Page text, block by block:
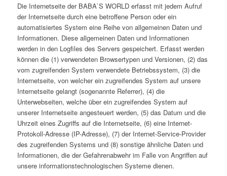
Die Internetseite der BABA`S WORLD erfasst mit jedem Aufruf
der Internetseite durch eine betroffene Person oder ein
automatisiertes System eine Reihe von allgemeinen Daten und
Informationen. Diese allgemeinen Daten und Informationen
werden in den Logfiles des Servers gespeichert. Erfasst werden
können die (1) verwendeten Browsertypen und Versionen, (2) das
vom zugreifenden System verwendete Betriebssystem, (3) die
Internetseite, von welcher ein zugreifendes System auf unsere
Internetseite gelangt (sogenannte Referrer), (4) die
Unterwebseiten, welche über ein zugreifendes System auf
unserer Internetseite angesteuert werden, (5) das Datum und die
Uhrzeit eines Zugriffs auf die Internetseite, (6) eine Internet-
Protokoll-Adresse (IP-Adresse), (7) der Internet-Service-Provider
des zugreifenden Systems und (8) sonstige ähnliche Daten und
Informationen, die der Gefahrenabwehr im Falle von Angriffen auf
unsere informationstechnologischen Systeme dienen.